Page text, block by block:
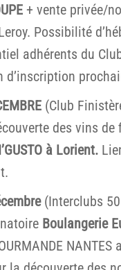
+ vente privée/
Possibilité
adhérents du
d’inscription
(Club
des vins de
à Lorient.
(Interclubs
Boulangerie
NANTES